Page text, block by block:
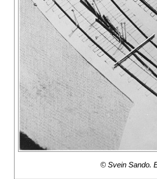
© Svein Sando.